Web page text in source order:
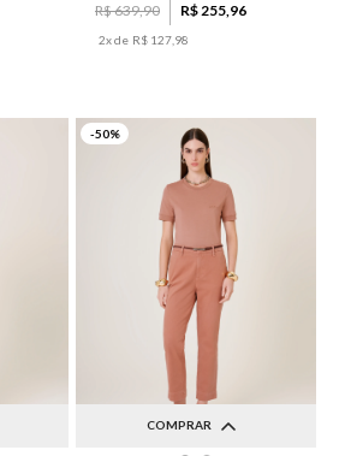
R$639,90 R$255,96
2x de R$ 127 98
-50%
COMPRAR